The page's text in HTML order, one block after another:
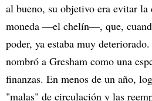
al bueno, su objetivo era evitar la
moneda —el chelín—, que,
poder, ya estaba muy
nombró a Gresham como una
finanzas. En menos de un año,
"malas" de circulación y las